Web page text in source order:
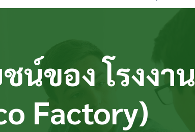
น์ของ โรงงาน
Factory)